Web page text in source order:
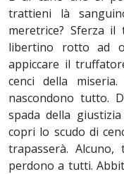
trattieni là
meretrice? Sferza
libertino rotto ad
appiccare il
cenci della
nascondono tutto.
spada della
copri lo scudo di
trapasserà.
perdono a tutti.